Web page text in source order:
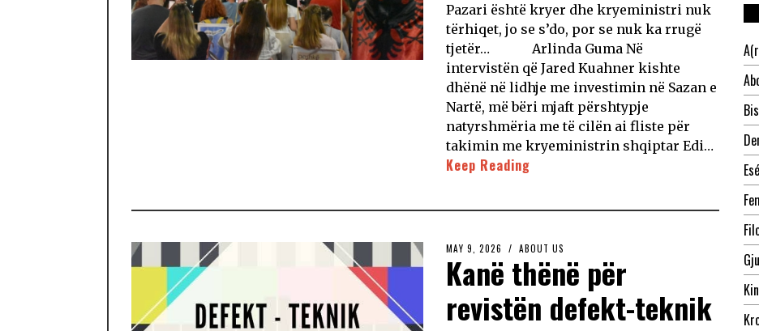
Pazari është kryer dhe kryeministri nuk
tërhiqet, jo se s’do, por se nuk ka rrugë
tjetër… Arlinda Guma Në
intervistën që Jared Kuahner kishte
dhënë në lidhje me investimin në Sazan e
Nartë, më bëri mjaft përshtypje
natyrshmëria me të cilën ai fliste për
takimin me kryeministrin shqiptar Edi…
Keep Reading
MAY 9, 2026 ABOUT US
Kanë thënë për
revistën defekt-teknik
Esé